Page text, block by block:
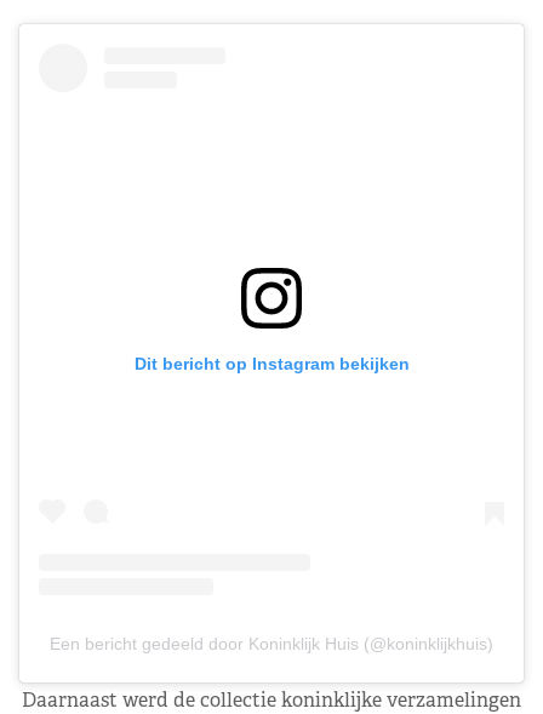
Dit bericht op Instagram bekijken
Een bericht gedeeld door Koninklijk Huis (@koninklijkhuis)
Daarnaast werd de collectie koninklijke verzamelingen